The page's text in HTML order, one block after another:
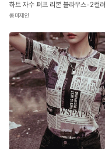
하트 자수 퍼프 리본 블라우스-2컬러
콤마제인